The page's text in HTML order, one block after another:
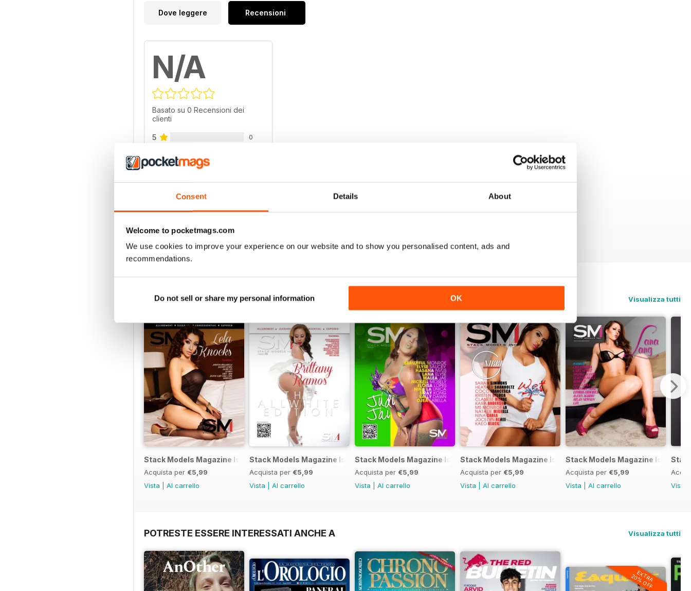
Consent Details About
Welcome to pocketmags.com
We use cookies to improve your experience on our website and to show you personalised content, ads and
recommendations.
Do not sell or share my personal information OK
Dove leggere Recensioni
N/A
Basato su 0 Recensioni dei
clienti
5 0
VISUALIZZA LE RECENSIONI
EDIZIONI INDIETRO Visualizza tutti
Stack Models Magazine Issue 11
Acquista per €5,99
Vista
Al carrello
Stack Models Magazine Issue 10
Acquista per €5,99
Vista
Al carrello
Stack Models Magazine Issue 9
Acquista per €5,99
Vista
Al carrello
Stack Models Magazine Issue 8
Acquista per €5,99
Vista
Al carrello
Stack Models Magazine Issue 7
Acquista per €5,99
Vista
Al carrello
Vista
POTRESTE ESSERE INTERESSATI ANCHE A Visualizza tutti
EXTRA
20% OFF